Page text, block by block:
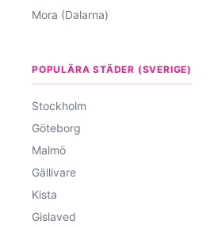
Mora (Dalarna)
POPULÄRA STÄDER (SVERIGE)
Stockholm
Göteborg
Malmö
Gällivare
Kista
Gislaved